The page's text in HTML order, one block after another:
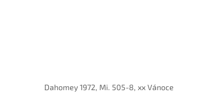
Dahomey 1972, Mi. 505-8, xx Vánoce